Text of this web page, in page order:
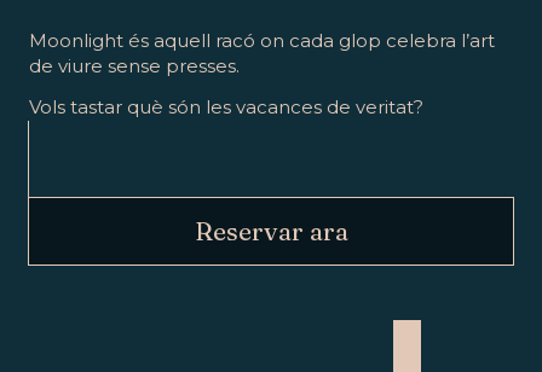
Moonlight és aquell racó on cada glop celebra l’art
de viure sense presses.
Vols tastar què són les vacances de veritat?
Reservar ara